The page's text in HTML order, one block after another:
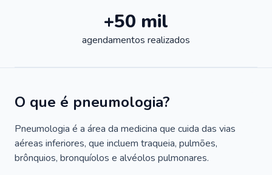
+50 mil
agendamentos realizados
O que é pneumologia?
Pneumologia é a área da medicina que cuida das vias
aéreas inferiores, que incluem traqueia, pulmões,
brônquios, bronquíolos e alvéolos pulmonares.